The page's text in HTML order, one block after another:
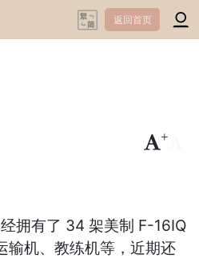
返回首页
+
拥有了 34 架美制 F-16IQ
输机、教练机等，近期还